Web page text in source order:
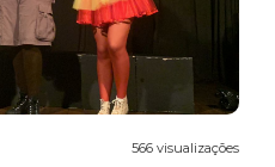
566 visualizações